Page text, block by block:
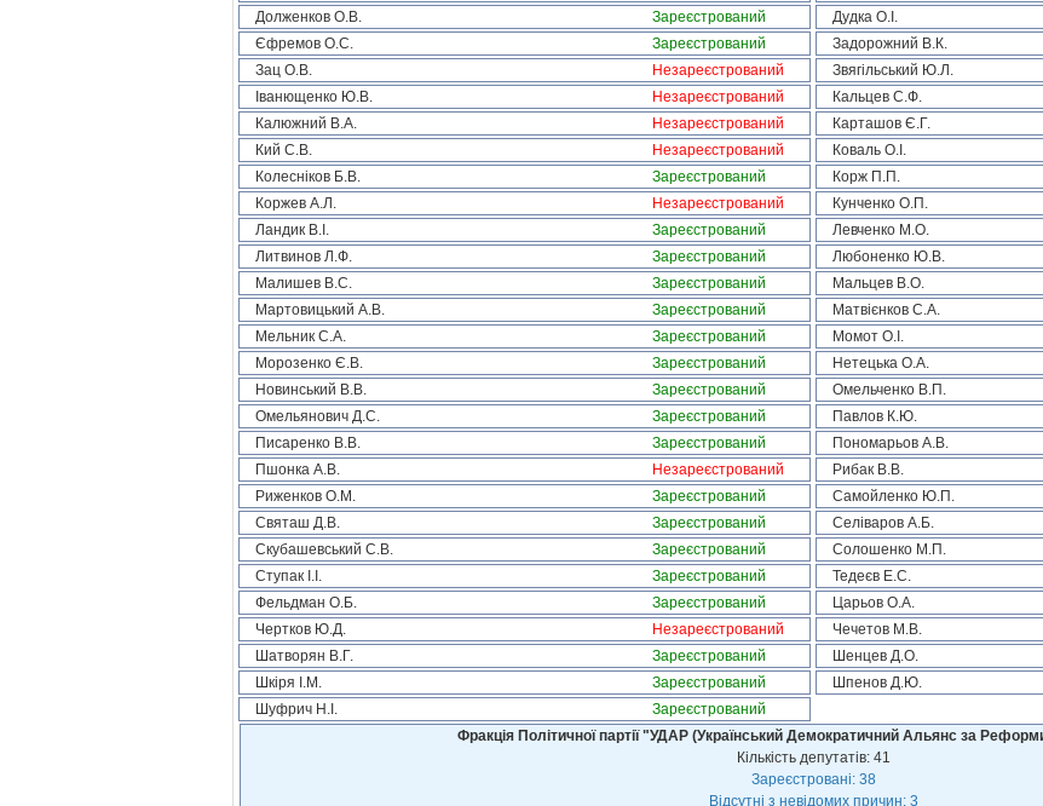
Долженков О.В.
Зареєстрований Дудка О.І.
Єфремов О.С.
Зареєстрований Задорожний В.К.
Зац О.В.
Незареєстрований Звягільський Ю.Л.
Іванющенко Ю.В.
Незареєстрований Кальцев С.Ф.
Калюжний В.А.
Незареєстрований Карташов Є.Г.
Кий С.В.
Незареєстрований Коваль О.І.
Колесніков Б.В.
Зареєстрований Корж П.П.
Коржев А.Л.
Незареєстрований Кунченко О.П.
Ландик В.І.
Зареєстрований Левченко М.О.
Литвинов Л.Ф.
Зареєстрований Любоненко Ю.В.
Малишев В.С.
Зареєстрований Мальцев В.О.
Мартовицький А.В.
Зареєстрований Матвієнков С.А.
Мельник С.А.
Зареєстрований Момот О.І.
Морозенко Є.В.
Зареєстрований Нетецька О.А.
Новинський В.В.
Зареєстрований Омельченко В.П.
Омельянович Д.С.
Зареєстрований Павлов К.Ю.
Писаренко В.В.
Зареєстрований Пономарьов А.В.
Пшонка А.В.
Незареєстрований Рибак В.В.
Риженков О.М.
Зареєстрований Самойленко Ю.П.
Святаш Д.В.
Зареєстрований Селіваров А.Б.
Скубашевський С.В.
Зареєстрований Солошенко М.П.
Ступак І.І.
Зареєстрований Тедеєв Е.С.
Фельдман О.Б.
Зареєстрований Царьов О.А.
Чертков Ю.Д.
Незареєстрований Чечетов М.В.
Шатворян В.Г.
Зареєстрований Шенцев Д.О.
Шкіря І.М.
Зареєстрований Шпенов Д.Ю.
Шуфрич Н.І.
Зареєстрований
Фракція Політичної партії "УДАР (Український Демократичний Альянс за
Кількість депутатів: 41
Зареєстровані: 38
Відсутні з невідомих причин: 3